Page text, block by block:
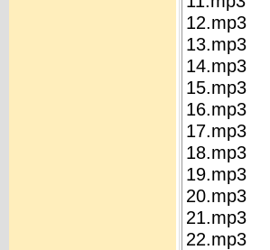
12.mp3
13.mp3
14.mp3
15.mp3
16.mp3
17.mp3
18.mp3
19.mp3
20.mp3
21.mp3
22.mp3